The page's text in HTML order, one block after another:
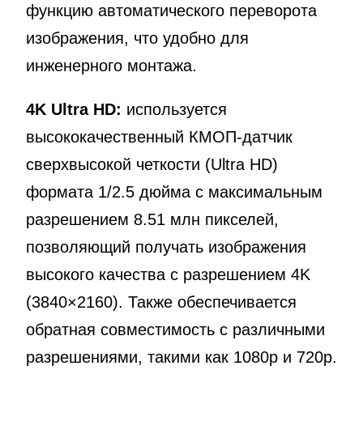
функцию автоматического переворота
изображения, что удобно для
инженерного монтажа.
4K Ultra HD: используется
высококачественный КМОП-датчик
сверхвысокой четкости (Ultra HD)
формата 1/2.5 дюйма с максимальным
разрешением 8.51 млн пикселей,
позволяющий получать изображения
высокого качества с разрешением 4K
(3840×2160). Также обеспечивается
обратная совместимость с различными
разрешениями, такими как 1080p и 720p.